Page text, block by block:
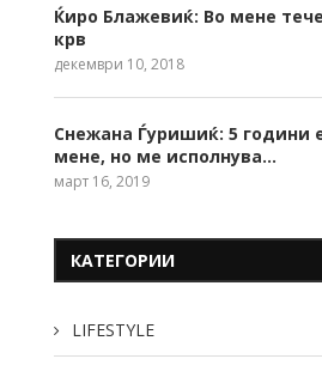
Ќиро Блажевиќ: Во мене
крв
декември 10, 2018
Снежана Ѓуришиќ: 5 години
мене, но ме исполнува…
март 16, 2019
КАТЕГОРИИ
LIFESTYLE